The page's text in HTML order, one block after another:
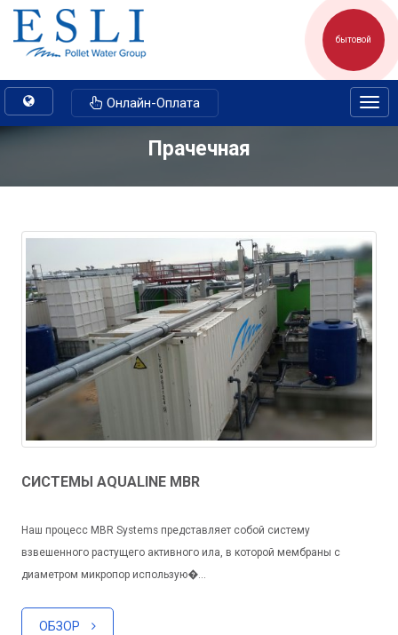
бытовой
Toggle
navigation
Онлайн-Оплата
Прачечная
СИСТЕМЫ AQUALINE MBR
Наш процесс MBR Systems представляет собой систему
взвешенного растущего активного ила, в которой мембраны с
диаметром микропор использую�...
ОБЗОР